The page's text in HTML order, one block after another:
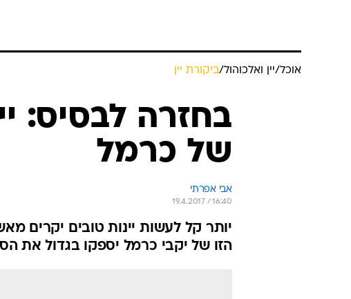
אוכל/יין ואלכוהול/ביקורת יין
בחזרה לבסיס:
של כרמל
אבי אפרתי
19.4.2017 / 16:40
יותר קל לעשות יינות טובים יקרים
הזו של יקבי כרמל יספקו בגדול את